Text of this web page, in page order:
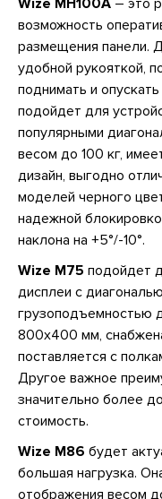
Wize MH100A – это
возможность
размещения панели.
удобной рукояткой,
поднимать и
подойдет для
популярными
весом до 100 кг,
дизайн, выгодно
моделей черного
надежной
наклона на +5°/-10°.
Wize М75 подойдет
дисплеи с
грузоподъемностью
800x400 мм,
поставляется с
Другое важное
значительно более
стоимость.
Wize M86 будет
большая нагрузка.
отображения весом